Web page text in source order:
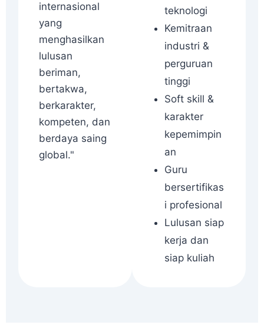
internasional
yang
menghasilkan
lulusan
beriman,
bertakwa,
berkarakter,
kompeten, dan
berdaya saing
global."
teknologi
Kemitraan
industri &
perguruan
tinggi
Soft skill &
karakter
kepemimpin
an
Guru
bersertifikas
i profesional
Lulusan siap
kerja dan
siap kuliah